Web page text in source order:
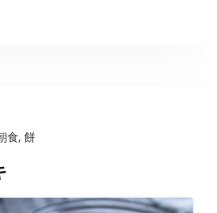
食, 餅